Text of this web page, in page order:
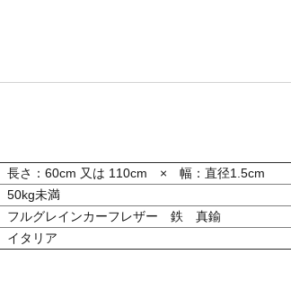
長さ：60cm 又は 110cm × 幅：直径1.5cm
50kg未満
フルグレインカーフレザー 鉄 真鍮
イタリア